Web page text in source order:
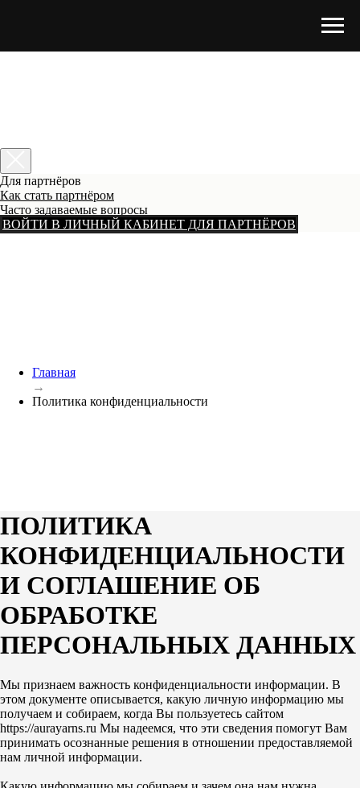
Для партнёров
Как стать партнёром
Часто задаваемые вопросы
ВОЙТИ В ЛИЧНЫЙ КАБИНЕТ ДЛЯ ПАРТНЁРОВ
Главная
→
Политика конфиденциальности
ПОЛИТИКА
КОНФИДЕНЦИАЛЬНОСТИ
И СОГЛАШЕНИЕ ОБ
ОБРАБОТКЕ
ПЕРСОНАЛЬНЫХ ДАННЫХ
Мы признаем важность конфиденциальности информации. В
этом документе описывается, какую личную информацию мы
получаем и собираем, когда Вы пользуетесь сайтом
https://aurayarns.ru Мы надеемся, что эти сведения помогут Вам
принимать осознанные решения в отношении предоставляемой
нам личной информации.